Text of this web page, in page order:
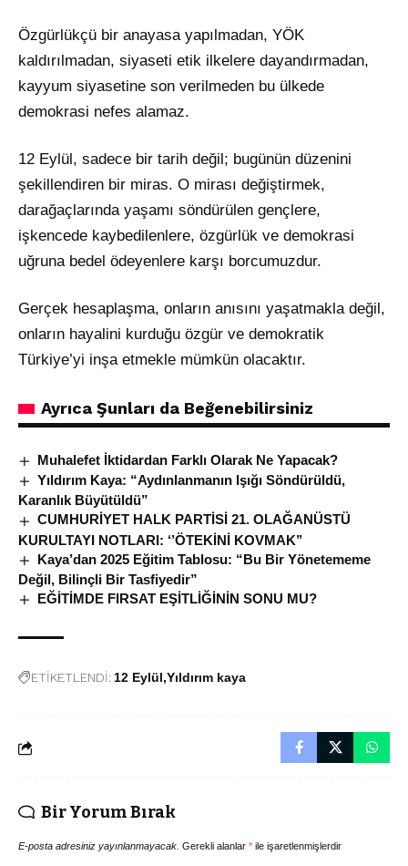
Özgürlükçü bir anayasa yapılmadan, YÖK
kaldırılmadan, siyaseti etik ilkelere dayandırmadan,
kayyum siyasetine son verilmeden bu ülkede
demokrasi nefes alamaz.
12 Eylül, sadece bir tarih değil; bugünün düzenini
şekillendiren bir miras. O mirası değiştirmek,
darağaçlarında yaşamı söndürülen gençlere,
işkencede kaybedilenlere, özgürlük ve demokrasi
uğruna bedel ödeyenlere karşı borcumuzdur.
Gerçek hesaplaşma, onların anısını yaşatmakla değil,
onların hayalini kurduğu özgür ve demokratik
Türkiye’yi inşa etmekle mümkün olacaktır.
Ayrıca Şunları da Beğenebilirsiniz
Muhalefet İktidardan Farklı Olarak Ne Yapacak?
Yıldırım Kaya: “Aydınlanmanın Işığı Söndürüldü,
Karanlık Büyütüldü”
CUMHURİYET HALK PARTİSİ 21. OLAĞANÜSTÜ
KURULTAYI NOTLARI: ‘’ÖTEKİNİ KOVMAK’’
Kaya’dan 2025 Eğitim Tablosu: “Bu Bir Yönetememe
Değil, Bilinçli Bir Tasfiyedir”
EĞİTİMDE FIRSAT EŞİTLİĞİNİN SONU MU?
ETİKETLENDİ:12 Eylül Yıldırım kaya
Bir Yorum Bırak
E-posta adresiniz yayınlanmayacak. Gerekli alanlar * ile işaretlenmişlerdir